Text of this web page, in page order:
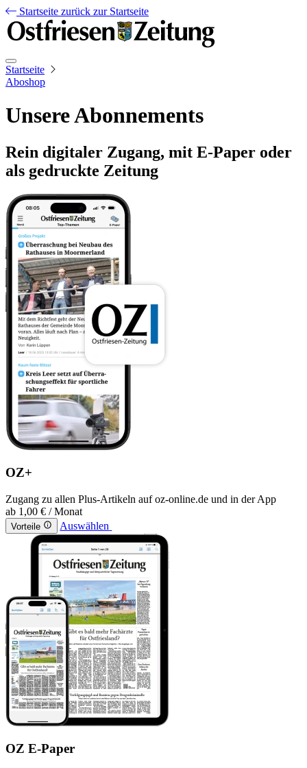
Startseite zurück zur Startseite
Startseite
Aboshop
Unsere Abonnements
Rein digitaler Zugang, mit E-Paper oder
als gedruckte Zeitung
OZ+
Zugang zu allen Plus-Artikeln auf oz-online.de und in der App
ab 1,00 € / Monat
Vorteile Auswählen
OZ E-Paper